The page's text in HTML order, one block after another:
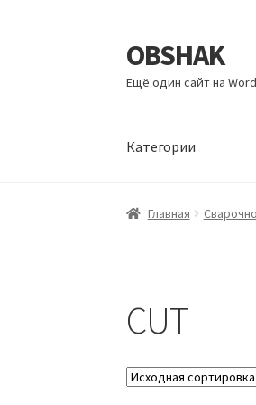
Перейти
к
навигации
Перейти
к
содержимому
OBSHAK
Ещё один сайт на
Категории
Главная Категории
Главная
CUT